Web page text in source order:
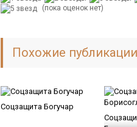
(пока оценок нет)
Похожие публикации
Соцзащита Богучар